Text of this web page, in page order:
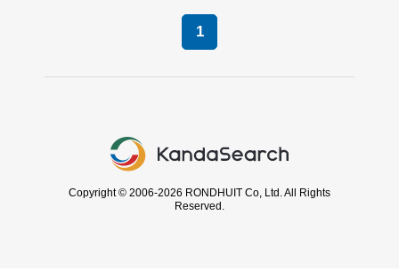
1
Copyright © 2006-2026 RONDHUIT Co, Ltd. All Rights
Reserved.